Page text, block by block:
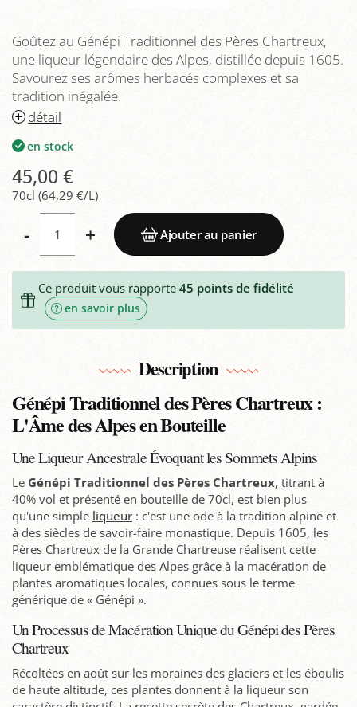
Goûtez au Génépi Traditionnel des Pères Chartreux,
une liqueur légendaire des Alpes, distillée depuis 1605.
Savourez ses arômes herbacés complexes et sa
tradition inégalée.
détail
en stock
45,00 €
70cl (64,29 €/L)
- + Ajouter au panier
Ce produit vous rapporte45 points de fidélité
en savoir plus
Description
Génépi Traditionnel des Pères Chartreux :
L'Âme des Alpes en Bouteille
Une Liqueur Ancestrale Évoquant les Sommets Alpins
Le Génépi Traditionnel des Pères Chartreux, titrant à
40% vol et présenté en bouteille de 70cl, est bien plus
qu'une simple liqueur : c'est une ode à la tradition alpine et
à des siècles de savoir-faire monastique. Depuis 1605, les
Pères Chartreux de la Grande Chartreuse réalisent cette
liqueur emblématique des Alpes grâce à la macération de
plantes aromatiques locales, connues sous le terme
générique de « Génépi ».
Un Processus de Macération Unique du Génépi des Pères
Chartreux
Récoltées en août sur les moraines des glaciers et les éboulis
de haute altitude, ces plantes donnent à la liqueur son